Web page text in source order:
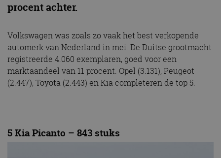
procent achter.
Volkswagen was zoals zo vaak het best verkopende
automerk van Nederland in mei. De Duitse grootmacht
registreerde 4.060 exemplaren, goed voor een
marktaandeel van 11 procent. Opel (3.131), Peugeot
(2.447), Toyota (2.443) en Kia completeren de top 5.
5 Kia Picanto – 843 stuks